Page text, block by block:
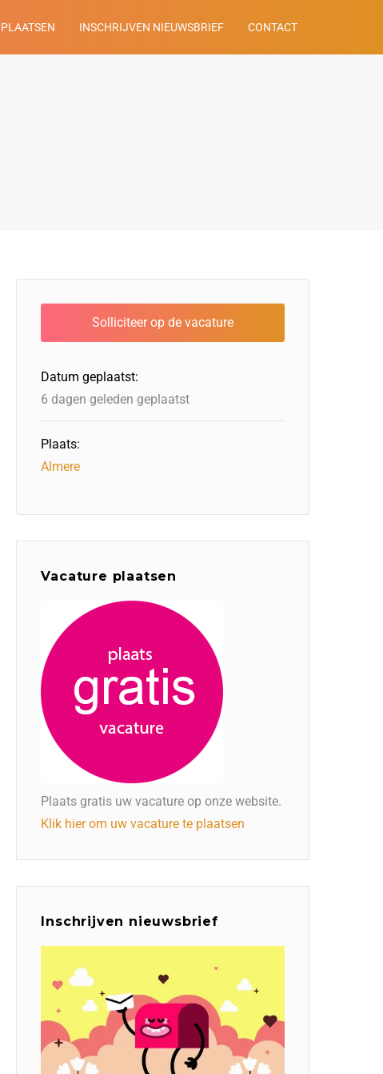
INSCHRIJVEN NIEUWSBRIEF CONTACT
Datum geplaatst:
6 dagen geleden geplaatst
Plaats:
Almere
Vacature plaatsen
Plaats gratis uw vacature op onze website.
Klik hier om uw vacature te plaatsen
Inschrijven nieuwsbrief